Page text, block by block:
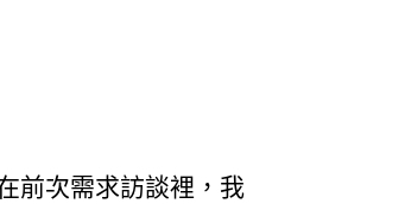
前次需求訪談裡，我